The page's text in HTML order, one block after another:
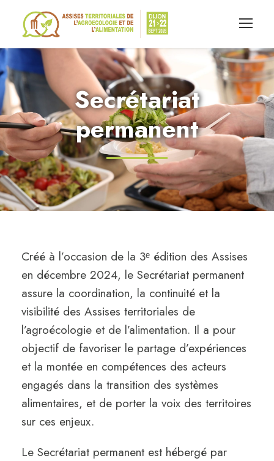
Secrétariat
permanent
Créé à l’occasion de la 3ᵉ édition des Assises
en décembre 2024, le Secrétariat permanent
assure la coordination, la continuité et la
visibilité des Assises territoriales de
l’agroécologie et de l’alimentation. Il a pour
objectif de favoriser le partage d’expériences
et la montée en compétences des acteurs
engagés dans la transition des systèmes
alimentaires, et de porter la voix des territoires
sur ces enjeux.
Le Secrétariat permanent est hébergé par